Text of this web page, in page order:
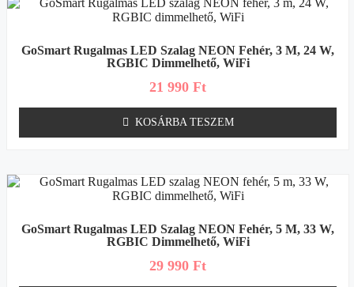
GoSmart Rugalmas LED Szalag NEON Fehér, 3 M, 24 W,
RGBIC Dimmelhető, WiFi
21 990 Ft
KOSÁRBA TESZEM
GoSmart Rugalmas LED Szalag NEON Fehér, 5 M, 33 W,
RGBIC Dimmelhető, WiFi
29 990 Ft